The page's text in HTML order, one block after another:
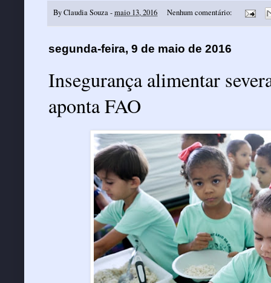
ByClaudia Souza-maio 13, 2016 Nenhum comentário:
segunda-feira, 9 de maio de 2016
Insegurança alimentar
aponta FAO